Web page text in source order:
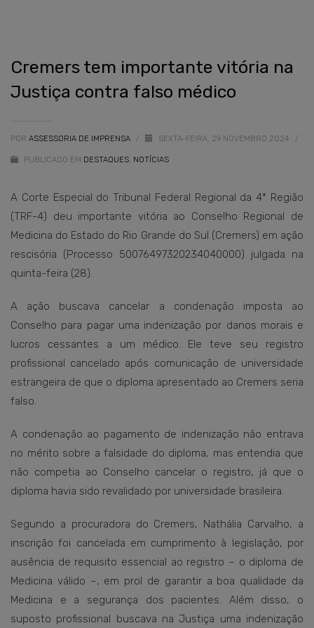
Cremers tem importante vitória na
Justiça contra falso médico
POR ASSESSORIA DE IMPRENSA / SEXTA-FEIRA, 29 NOVEMBRO 2024 /
PUBLICADO EM DESTAQUES, NOTÍCIAS
A Corte Especial do Tribunal Federal Regional da 4ª Região
(TRF-4) deu importante vitória ao Conselho Regional de
Medicina do Estado do Rio Grande do Sul (Cremers) em ação
rescisória (Processo 50076497320234040000) julgada na
quinta-feira (28).
A ação buscava cancelar a condenação imposta ao
Conselho para pagar uma indenização por danos morais e
lucros cessantes a um médico. Ele teve seu registro
profissional cancelado após comunicação de universidade
estrangeira de que o diploma apresentado ao Cremers seria
falso.
A condenação ao pagamento de indenização não entrava
no mérito sobre a falsidade do diploma, mas entendia que
não competia ao Conselho cancelar o registro, já que o
diploma havia sido revalidado por universidade brasileira.
Segundo a procuradora do Cremers, Nathália Carvalho, a
inscrição foi cancelada em cumprimento à legislação, por
ausência de requisito essencial ao registro – o diploma de
Medicina válido –, em prol de garantir a boa qualidade da
Medicina e a segurança dos pacientes. Além disso, o
suposto profissional buscava na Justiça uma indenização